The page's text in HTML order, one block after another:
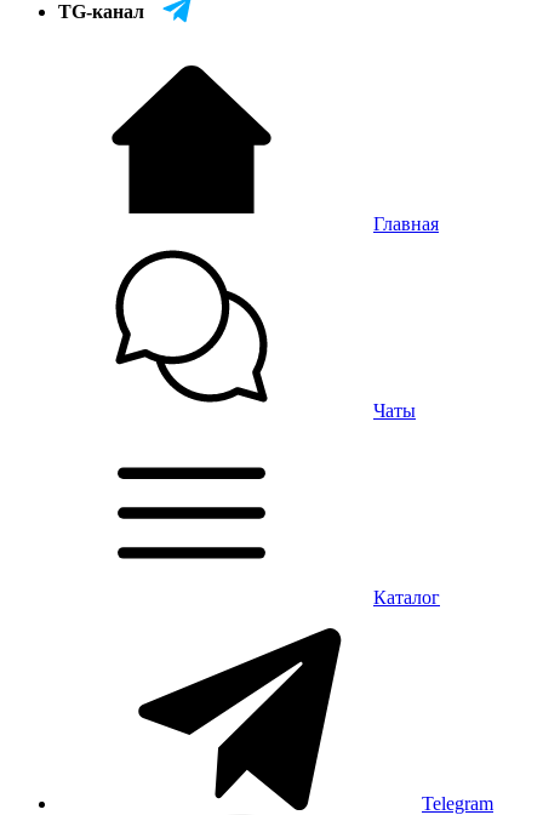
TG-канал
Главная
Чаты
Каталог
Telegram